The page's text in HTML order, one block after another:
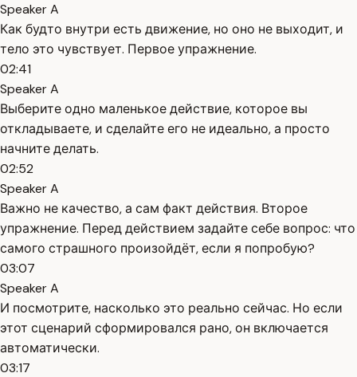
Speaker A
Как будто внутри есть движение, но оно не выходит, и
тело это чувствует. Первое упражнение.
02:41
Speaker A
Выберите одно маленькое действие, которое вы
откладываете, и сделайте его не идеально, а просто
начните делать.
02:52
Speaker A
Важно не качество, а сам факт действия. Второе
упражнение. Перед действием задайте себе вопрос: что
самого страшного произойдёт, если я попробую?
03:07
Speaker A
И посмотрите, насколько это реально сейчас. Но если
этот сценарий сформировался рано, он включается
автоматически.
03:17